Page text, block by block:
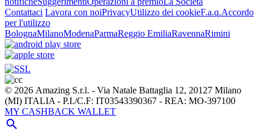
Contattaci Lavora con noiPrivacyUtilizzo dei cookieF.a.q.Accordo
per l'utilizzo
BolognaMilanoModenaParmaReggio EmiliaRavennaRimini
© 2026 Amazing S.r.l. - Via Natale Battaglia 12, 20127 Milano
(MI) ITALIA - P.I./C.F: IT03543390367 - REA: MO-397100
MY CASHBACK WALLET
